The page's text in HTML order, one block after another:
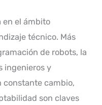
en el ámbito
técnico. Más
de robots, la
ingenieros y
constante cambio,
son claves